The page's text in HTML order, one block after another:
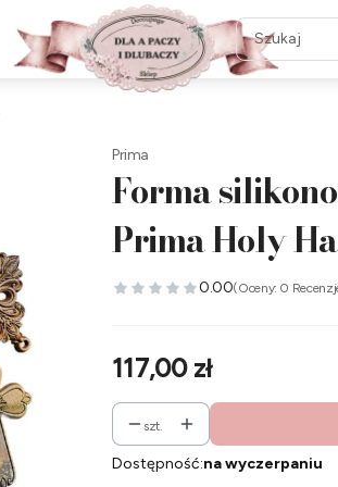
Prima
Forma
Prima Holy
0.00(Oceny: 0
Cena
117,00 zł
szt.
Dostępność:na wyczerpaniu